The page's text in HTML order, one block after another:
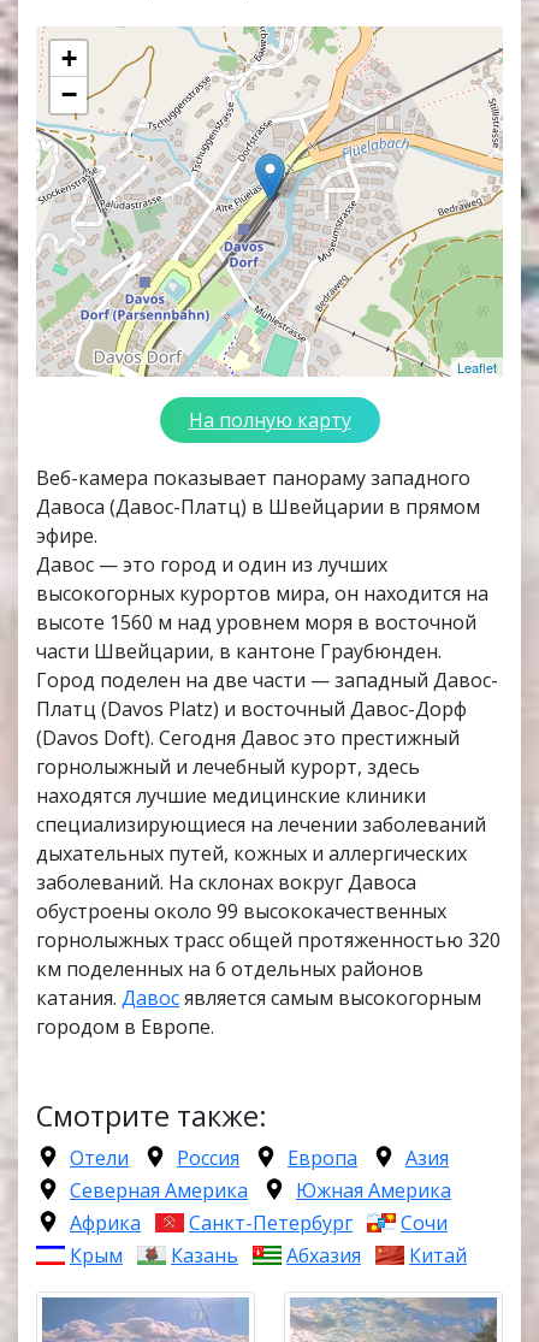
+
−
Leaflet
На полную карту
Веб-камера показывает панораму западного
Давоса (Давос-Платц) в Швейцарии в прямом
эфире.
Давос — это город и один из лучших
высокогорных курортов мира, он находится на
высоте 1560 м над уровнем моря в восточной
части Швейцарии, в кантоне Граубюнден.
Город поделен на две части — западный Давос-
Платц (Davos Platz) и восточный Давос-Дорф
(Davos Doft). Сегодня Давос это престижный
горнолыжный и лечебный курорт, здесь
находятся лучшие медицинские клиники
специализирующиеся на лечении заболеваний
дыхательных путей, кожных и аллергических
заболеваний. На склонах вокруг Давоса
обустроены около 99 высококачественных
горнолыжных трасс общей протяженностью 320
км поделенных на 6 отдельных районов
катания. Давосявляется самым высокогорным
городом в Европе.
Смотрите также:
Отели Россия Европа
Азия
Северная Америка
Южная Америка
Африка
Санкт-Петербург
Сочи
Крым
Казань Абхазия Китай